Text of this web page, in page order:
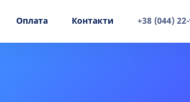
Оплата Контакти +38 (044)